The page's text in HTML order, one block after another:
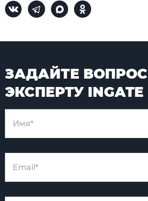
ЗАДАЙТЕ ВОПРОС
ЭКСПЕРТУ INGATE